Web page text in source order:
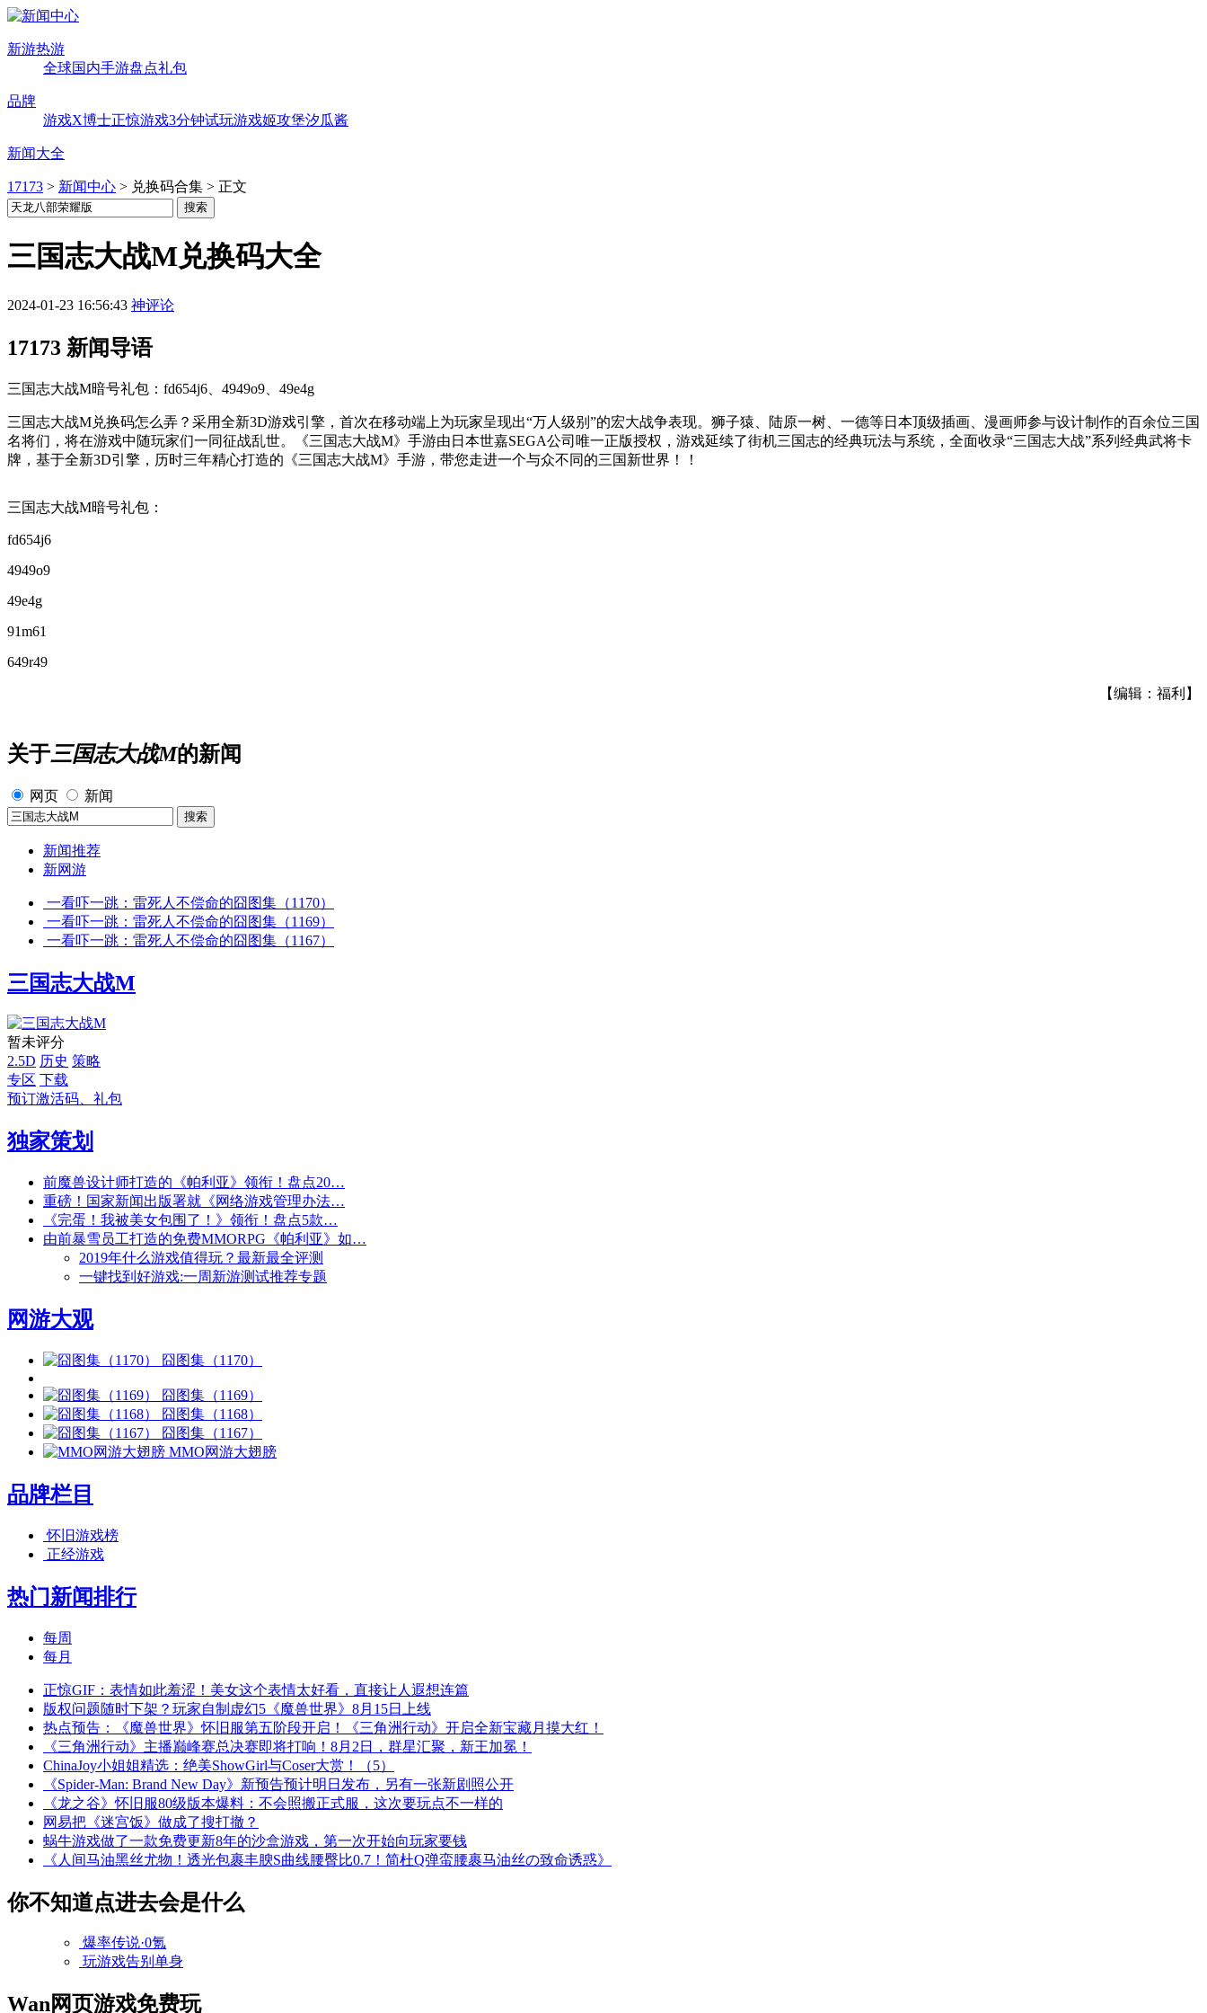
新游热游
全球国内手游盘点礼包
品牌
游戏X博士正惊游戏3分钟试玩游戏姬攻堡汐瓜酱
新闻大全
17173 > 新闻中心 > 兑换码合集 > 正文
三国志大战M兑换码大全
2024-01-23 16:56:43 神评论
17173 新闻导语
三国志大战M暗号礼包：fd654j6、4949o9、49e4g
三国志大战M兑换码怎么弄？采用全新3D游戏引擎，首次在移动端上为玩家呈现出“万人级别”的宏大战争表现。狮子猿、陆原一树、一德等日本顶级插画、漫画师参与设计制作的百余位三国
名将们，将在游戏中随玩家们一同征战乱世。《三国志大战M》手游由日本世嘉SEGA公司唯一正版授权，游戏延续了街机三国志的经典玩法与系统，全面收录“三国志大战”系列经典武将卡
牌，基于全新3D引擎，历时三年精心打造的《三国志大战M》手游，带您走进一个与众不同的三国新世界！！
三国志大战M暗号礼包：
fd654j6
4949o9
49e4g
91m61
649r49
【编辑：福利】
关于三国志大战M的新闻
网页 新闻
新闻推荐
新网游
一看吓一跳：雷死人不偿命的囧图集（1170）
一看吓一跳：雷死人不偿命的囧图集（1169）
一看吓一跳：雷死人不偿命的囧图集（1167）
三国志大战M
暂未评分
2.5D 历史 策略
专区 下载
预订激活码、礼包
独家策划
前魔兽设计师打造的《帕利亚》领衔！盘点20…
重磅！国家新闻出版署就《网络游戏管理办法…
《完蛋！我被美女包围了！》领衔！盘点5款…
由前暴雪员工打造的免费MMORPG《帕利亚》如…
2019年什么游戏值得玩？最新最全评测
一键找到好游戏:一周新游测试推荐专题
网游大观
囧图集（1170）
囧图集（1169）
囧图集（1168）
囧图集（1167）
MMO网游大翅膀
品牌栏目
怀旧游戏榜
正经游戏
热门新闻排行
每周
每月
正惊GIF：表情如此羞涩！美女这个表情太好看，直接让人遐想连篇
版权问题随时下架？玩家自制虚幻5《魔兽世界》8月15日上线
热点预告：《魔兽世界》怀旧服第五阶段开启！《三角洲行动》开启全新宝藏月摸大红！
《三角洲行动》主播巅峰赛总决赛即将打响！8月2日，群星汇聚，新王加冕！
ChinaJoy小姐姐精选：绝美ShowGirl与Coser大赏！（5）
《Spider-Man: Brand New Day》新预告预计明日发布，另有一张新剧照公开
《龙之谷》怀旧服80级版本爆料：不会照搬正式服，这次要玩点不一样的
网易把《迷宫饭》做成了搜打撤？
蜗牛游戏做了一款免费更新8年的沙盒游戏，第一次开始向玩家要钱
《人间马油黑丝尤物！透光包裹丰腴S曲线腰臀比0.7！简杜Q弹蛮腰裹马油丝の致命诱惑》
你不知道点进去会是什么
爆率传说·0氪
玩游戏告别单身
Wan网页游戏免费玩